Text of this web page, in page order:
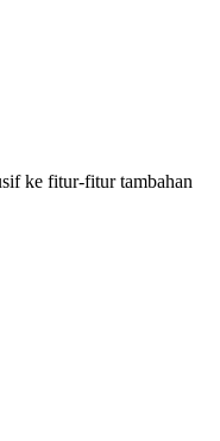
ke fitur-fitur tambahan